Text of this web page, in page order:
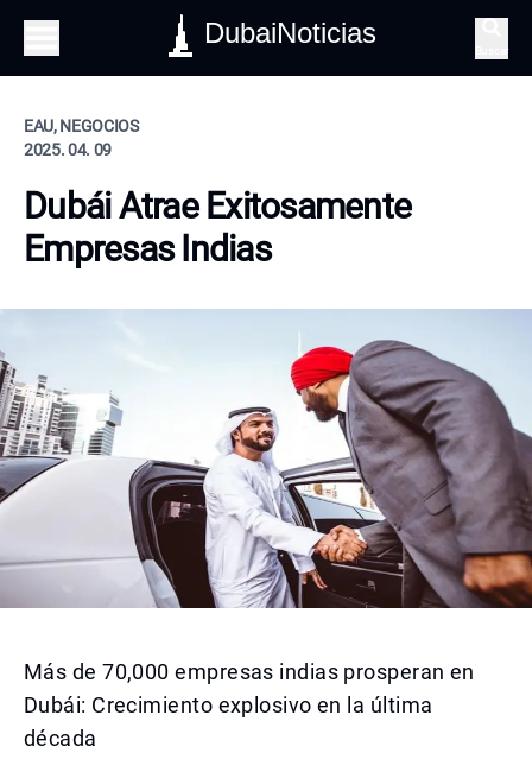
DubaiNoticias
EAU, NEGOCIOS
2025. 04. 09
Dubái Atrae Exitosamente
Empresas Indias
Más de 70,000 empresas indias prosperan en
Dubái: Crecimiento explosivo en la última
década